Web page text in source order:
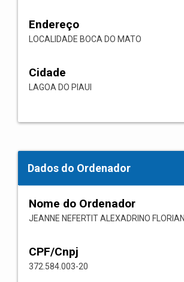
Endereço
LOCALIDADE BOCA DO MATO
Cidade
LAGOA DO PIAUI
Dados do Ordenador
Nome do Ordenador
JEANNE NEFERTIT ALEXADRINO
CPF/Cnpj
372.584.003-20